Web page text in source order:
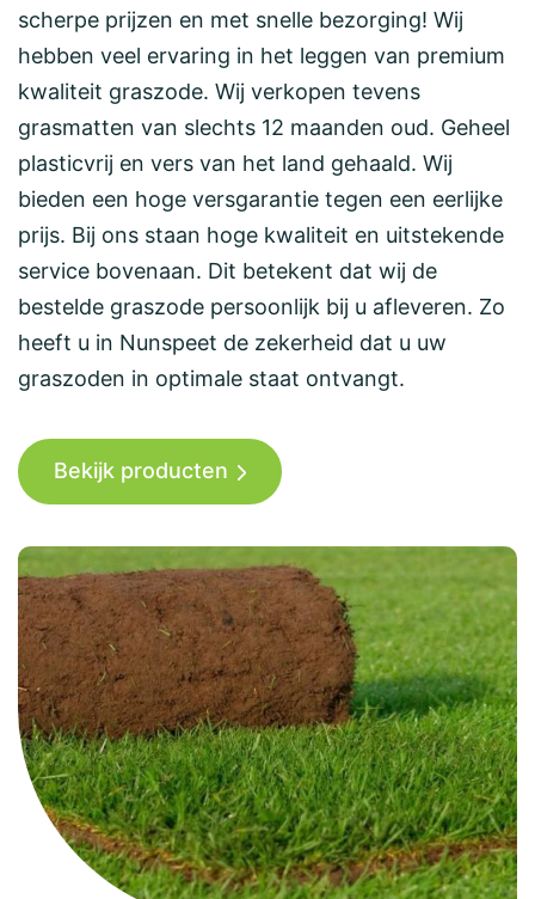
scherpe prijzen en met snelle bezorging! Wij
hebben veel ervaring in het leggen van premium
kwaliteit graszode. Wij verkopen tevens
grasmatten van slechts 12 maanden oud. Geheel
plasticvrij en vers van het land gehaald. Wij
bieden een hoge versgarantie tegen een eerlijke
prijs. Bij ons staan hoge kwaliteit en uitstekende
service bovenaan. Dit betekent dat wij de
bestelde graszode persoonlijk bij u afleveren. Zo
heeft u in Nunspeet de zekerheid dat u uw
graszoden in optimale staat ontvangt.
Bekijk producten